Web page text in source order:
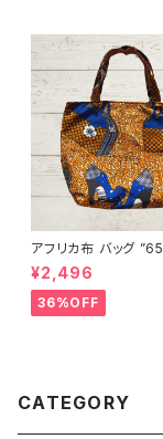
アフリカ布 バッグ ”65” アフリカ
ンプリント パーニュ
ンゲ トートバッグ エコ
ニア フェアトレード
FRICA
¥2,496
36%OFF
CATEGORY